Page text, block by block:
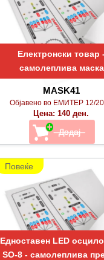
Електронски товар
самолеплива маска
MASK41
Објавено во ЕМИТЕР 12/
Цена: 140 ден.
Повеќе
Едноставен LED
SO-8 - самолеплива